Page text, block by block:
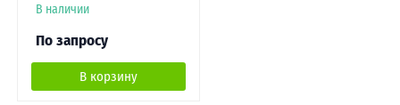
В наличии
По запросу
В корзину